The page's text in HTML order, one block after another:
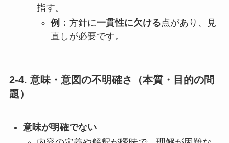
指す。
例： 方針に一貫性に欠ける点があり、見
直しが必要です。
2-4. 意味・意図の不明確さ（本質・目的の問
題）
意味が明確でない